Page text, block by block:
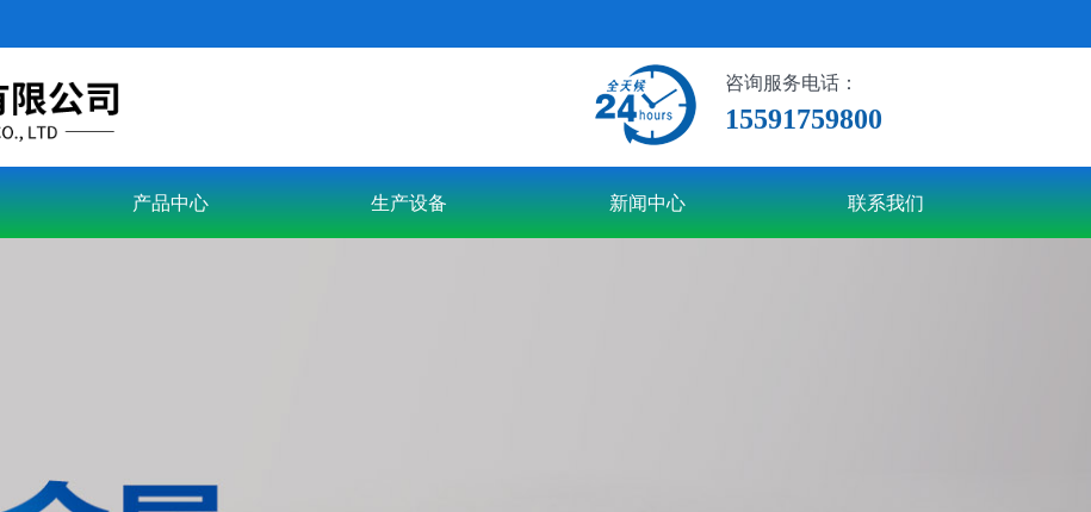
咨询服务电话：
15591759800
产品中心 生产设备 新闻中心 联系我们